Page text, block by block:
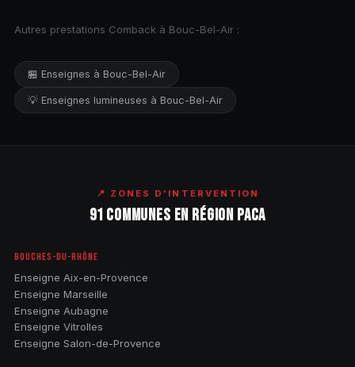
Autres prestations Comback à Bouc-Bel-Air :
🏪 Enseignes à Bouc-Bel-Air
💡 Enseignes lumineuses à Bouc-Bel-Air
📍 ZONES D'INTERVENTION
91 COMMUNES EN RÉGION PACA
BOUCHES-DU-RHÔNE
Enseigne Aix-en-Provence
Enseigne Marseille
Enseigne Aubagne
Enseigne Vitrolles
Enseigne Salon-de-Provence